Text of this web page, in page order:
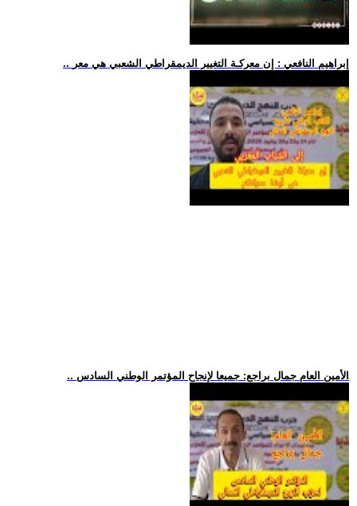
.. إبراهيم النافعي : إن معركـة التغيير الديمقراطي الشعبي هي معر
.. الأمين العام جمال براجع: جميعا لإنجاح المؤتمر الوطني السادس